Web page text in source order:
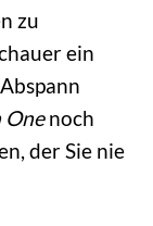
zu
ein
Onenoch
der Sie nie